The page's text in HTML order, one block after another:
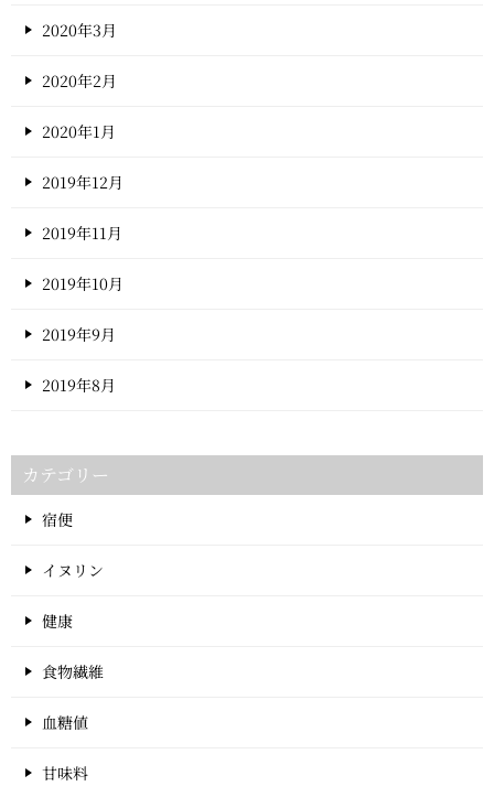
2020年3月
2020年2月
2020年1月
2019年12月
2019年11月
2019年10月
2019年9月
2019年8月
カテゴリー
宿便
イヌリン
健康
食物繊維
血糖値
甘味料